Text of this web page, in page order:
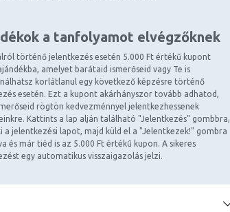
a tanfolyamot elvégzőknek
történő jelentkezés esetén 5.000 Ft értékű kupont
amelyet barátaid ismerőseid vagy Te is
korlátlanul egy következő képzésre történő
esetén. Ezt a kupont akárhányszor tovább adhatod,
rögtön kedvezménnyel jelentkezhessenek
Kattints a lap alján található "Jelentkezés" gombbra,
a jelentkezési lapot, majd küld el a "Jelentkezek!" gombra
és már tiéd is az 5.000 Ft értékű kupon. A sikeres
egy automatikus visszaigazolás jelzi.